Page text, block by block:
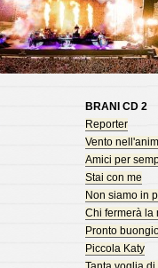
BRANI CD 2
Reporter
Vento
Amici per
Stai con me
Non siamo in
Chi fermerà la
Pronto
Piccola Katy